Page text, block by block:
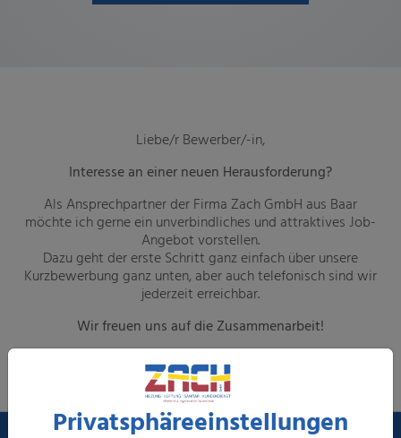
Liebe/r Bewerber/-in,
Interesse an einer neuen Herausforderung?
Als Ansprechpartner der Firma Zach GmbH aus Baar
möchte ich gerne ein unverbindliches und attraktives Job-
Angebot vorstellen.
Dazu geht der erste Schritt ganz einfach über unsere
Kurzbewerbung ganz unten, aber auch telefonisch sind wir
jederzeit erreichbar.
Wir freuen uns auf die Zusammenarbeit!
Privatsphäre­einstellungen